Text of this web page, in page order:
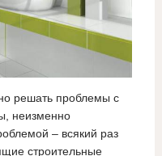
решать проблемы с
неизменно
– всякий раз
строительные